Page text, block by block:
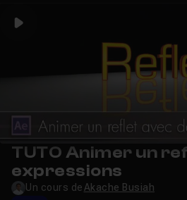
Play
TUTO Animer un
expressions
Un cours de Akache Busiah